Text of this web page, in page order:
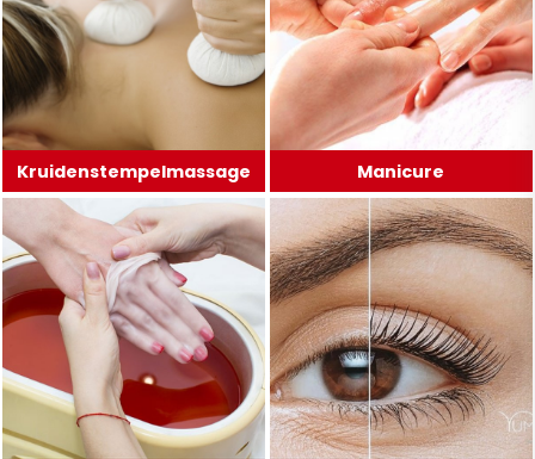
Kruidenstempelmassage Manicure